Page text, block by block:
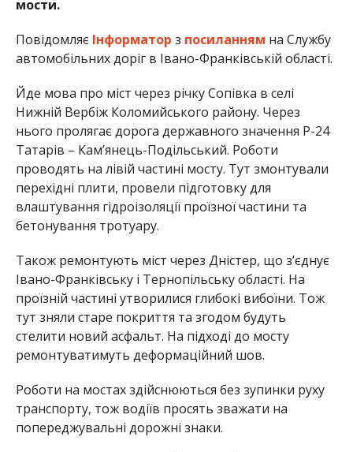
мости.
ПовідомляєІнформатор з посиланням на Службу
автомобільних доріг в Івано-Франківській області.
Йде мова про міст через річку Сопівка в селі
Нижній Вербіж Коломийського району. Через
нього пролягає дорога державного значення Р-24
Татарів – Кам’янець-Подільський. Роботи
проводять на лівій частині мосту. Тут змонтували
перехідні плити, провели підготовку для
влаштування гідроізоляції проїзної частини та
бетонування тротуару.
Також ремонтують міст через Дністер, що з’єднує
Івано-Франківську і Тернопільську області. На
проїзній частині утворилися глибокі вибоїни. Тож
тут зняли старе покриття та згодом будуть
стелити новий асфальт. На підході до мосту
ремонтуватимуть деформаційний шов.
Роботи на мостах здійснюються без зупинки руху
транспорту, тож водіїв просять зважати на
попереджувальні дорожні знаки.